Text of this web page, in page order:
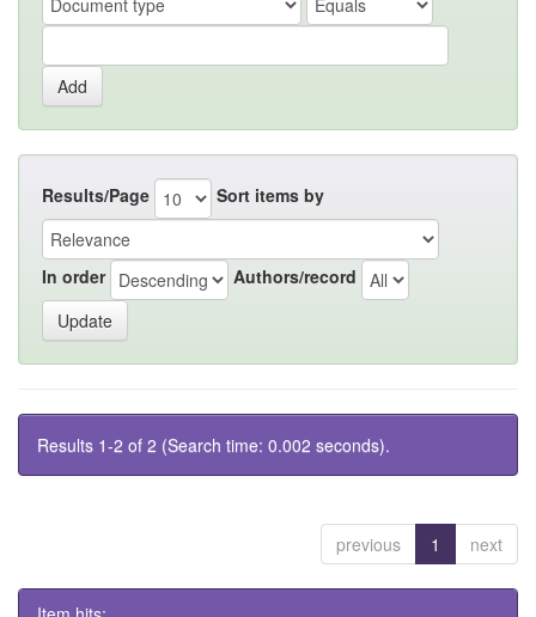
Results/Page Sort items by
In order Authors/record
Results 1-2 of 2 (Search time: 0.002 seconds).
previous 1 next